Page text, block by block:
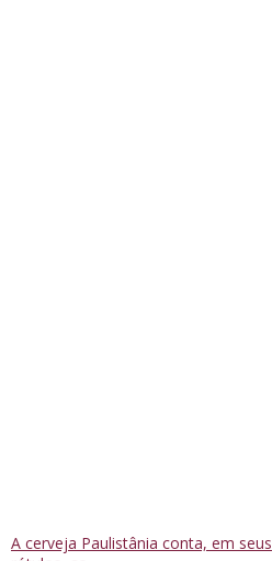
A cerveja Paulistânia conta, em seus